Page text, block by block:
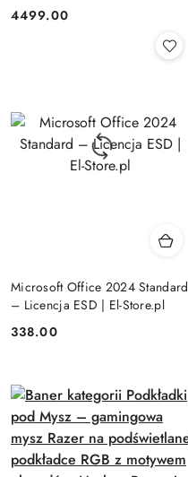
Win 11 | Mysz+ klawiatura 3 lata
Cena:
4499.00
Microsoft Office 2024 Standard
– Licencja ESD | El-Store.pl
Cena:
338.00